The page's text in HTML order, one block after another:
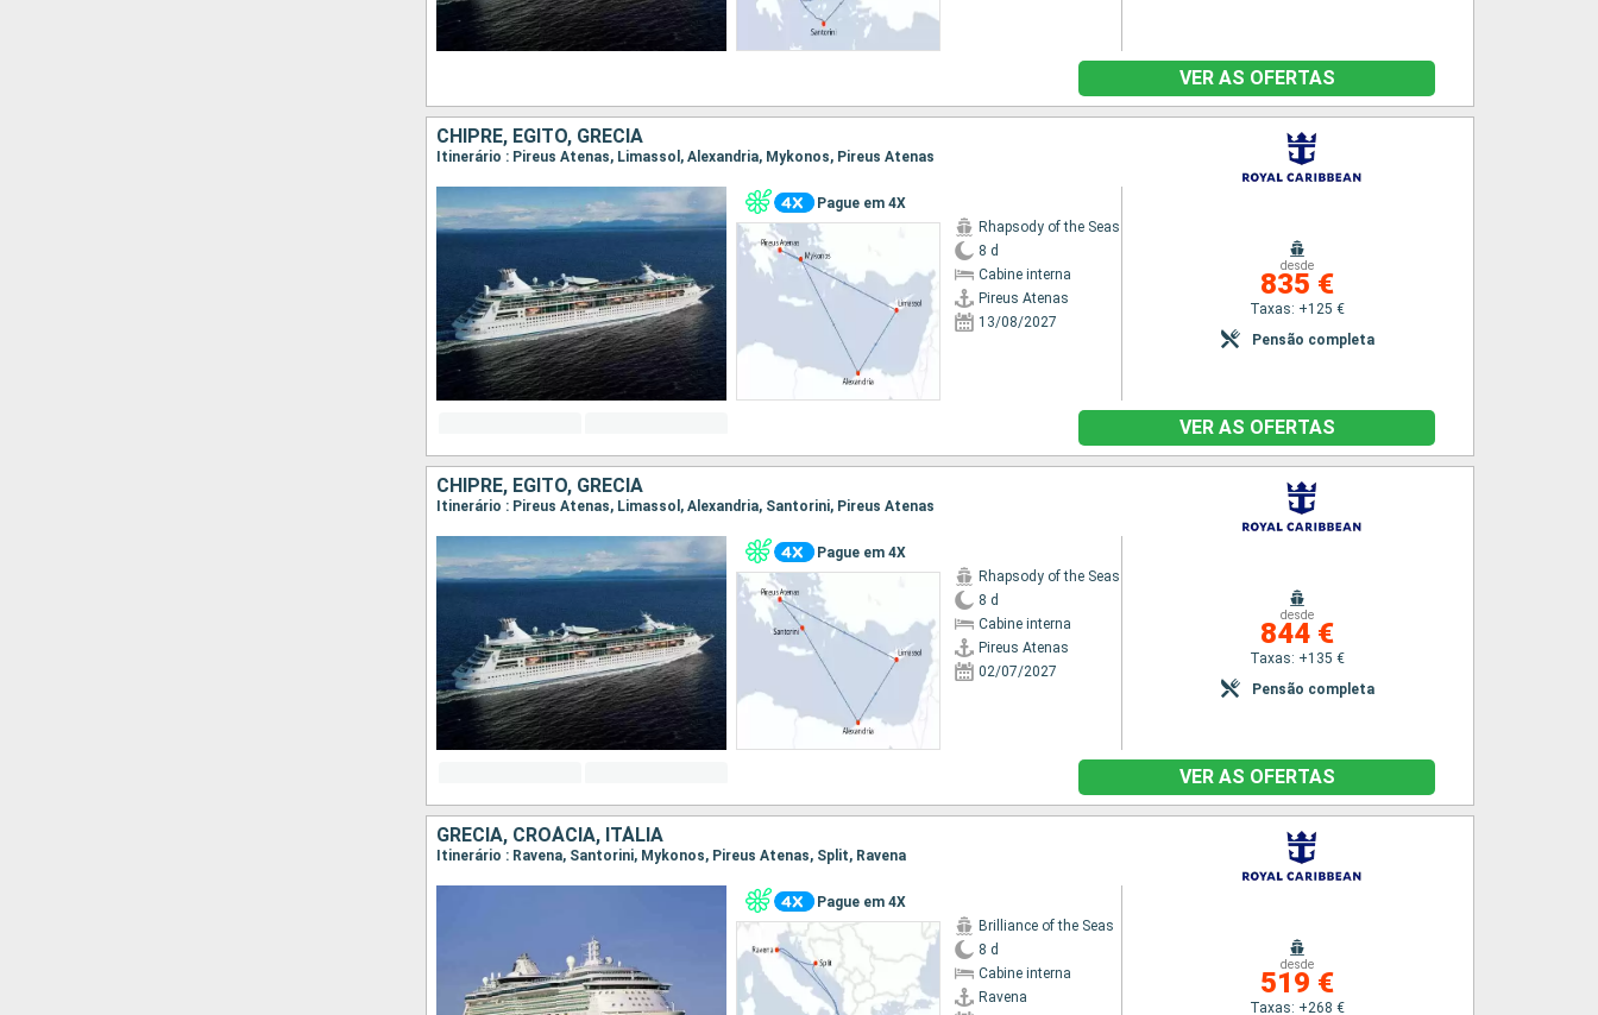
VER AS OFERTAS
CHIPRE, EGITO, GRÉCIA
Itinerário : Pireus Atenas, Limassol, Alexandria, Mykonos, Pireus Atenas
Pague em 4X
Rhapsody of the Seas
8 d
Cabine interna
Pireus Atenas
13/08/2027
desde
835 €
Taxas: +125 €
Pensão completa
VER AS OFERTAS
CHIPRE, EGITO, GRÉCIA
Itinerário : Pireus Atenas, Limassol, Alexandria, Santorini, Pireus Atenas
Pague em 4X
Rhapsody of the Seas
8 d
Cabine interna
Pireus Atenas
02/07/2027
desde
844 €
Taxas: +135 €
Pensão completa
VER AS OFERTAS
GRÉCIA, CROÁCIA, ITÁLIA
Itinerário : Ravena, Santorini, Mykonos, Pireus Atenas, Split, Ravena
Pague em 4X
Brilliance of the Seas
8 d
Cabine interna
Ravena
desde
519 €
Taxas: +268 €